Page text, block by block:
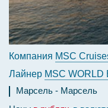
Компания MSC
Лайнер MSC WORLD
Марсель
Марсель